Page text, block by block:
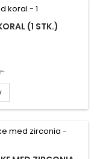
(1 STK.)